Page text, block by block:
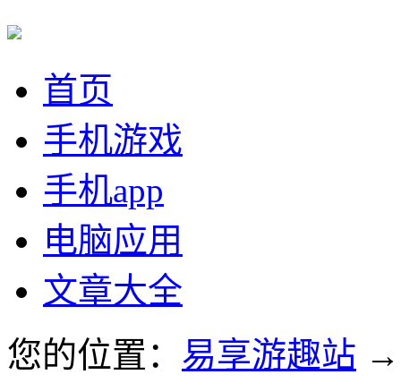
首页
手机游戏
手机app
电脑应用
文章大全
您的位置： 易享游趣站